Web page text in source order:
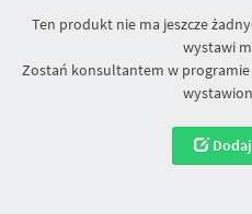
Ten produkt nie ma jeszcze
wystawi
Zostań konsultantem w programie